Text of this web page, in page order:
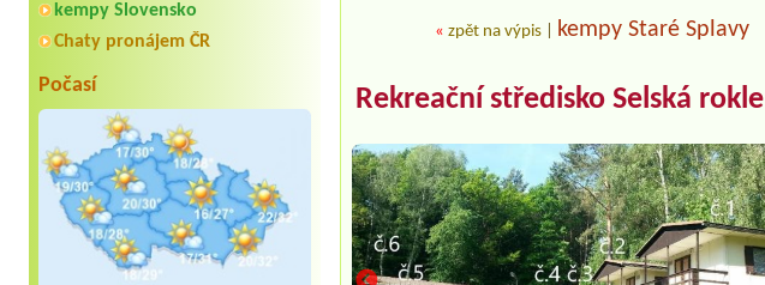
kempy Slovensko
Chaty pronájem ČR
Počasí
«zpět na výpis kempy Staré Splavy
Rekreační středisko Selská rokle